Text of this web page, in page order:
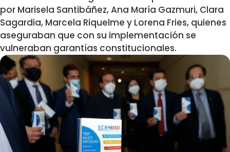
por Marisela Santibáñez, Ana María Gazmuri, Clara
Sagardia, Marcela Riquelme y Lorena Fries, quienes
aseguraban que con su implementación se
vulneraban garantías constitucionales.